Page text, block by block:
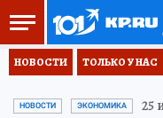
НОВОСТИ ТОЛЬКО У НАС
НОВОСТИ ЭКОНОМИКА 25